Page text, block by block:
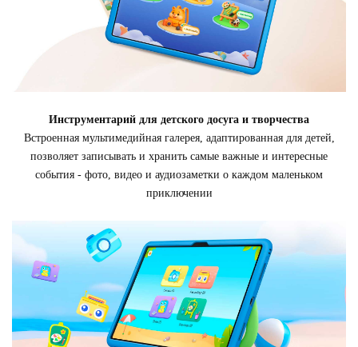
Инструментарий для детского досуга и творчества
Встроенная мультимедийная галерея, адаптированная для детей,
позволяет записывать и хранить самые важные и интересные
события - фото, видео и аудиозаметки о каждом маленьком
приключении